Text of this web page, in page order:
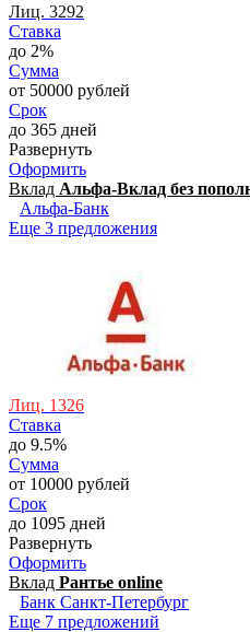
Лиц. 3292
Ставка
до 2%
Сумма
от 50000 рублей
Срок
до 365 дней
Развернуть
Оформить
Вклад Альфа-Вклад без
Альфа-Банк
Еще 3 предложения
Лиц. 1326
Ставка
до 9.5%
Сумма
от 10000 рублей
Срок
до 1095 дней
Развернуть
Оформить
Вклад Рантье online
Банк Санкт-Петербург
Еще 7 предложений